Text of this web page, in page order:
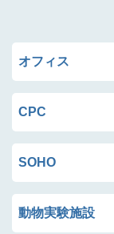
オフィス
CPC
SOHO
動物実験施設